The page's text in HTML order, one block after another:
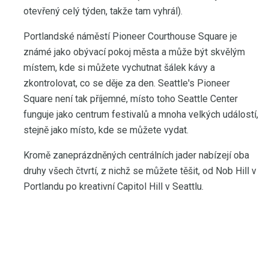
otevřený celý týden, takže tam vyhrál).
Portlandské náměstí Pioneer Courthouse Square je
známé jako obývací pokoj města a může být skvělým
místem, kde si můžete vychutnat šálek kávy a
zkontrolovat, co se děje za den. Seattle's Pioneer
Square není tak příjemné, místo toho Seattle Center
funguje jako centrum festivalů a mnoha velkých událostí,
stejně jako místo, kde se můžete vydat.
Kromě zaneprázdněných centrálních jader nabízejí oba
druhy všech čtvrtí, z nichž se můžete těšit, od Nob Hill v
Portlandu po kreativní Capitol Hill v Seattlu.